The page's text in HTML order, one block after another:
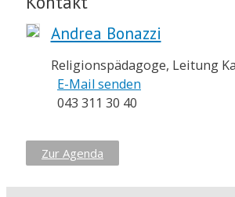
Andrea Bonazzi
Religionspädagoge, Leitung
E-Mail senden
043 311 30 40
Zur Agenda